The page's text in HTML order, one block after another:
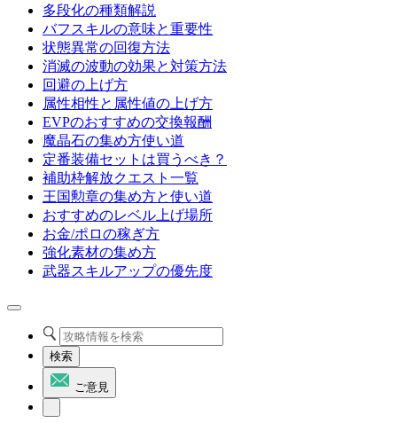
多段化の種類解説
バフスキルの意味と重要性
状態異常の回復方法
消滅の波動の効果と対策方法
回避の上げ方
属性相性と属性値の上げ方
EVPのおすすめの交換報酬
魔晶石の集め方使い道
定番装備セットは買うべき？
補助枠解放クエスト一覧
王国勲章の集め方と使い道
おすすめのレベル上げ場所
お金/ポロの稼ぎ方
強化素材の集め方
武器スキルアップの優先度
検索
ご意見